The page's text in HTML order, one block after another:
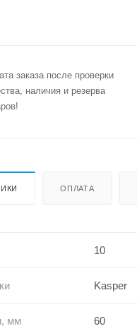
заказа после проверки
наличия и резерва
ОПЛАТА
10
Kasper
мм 60